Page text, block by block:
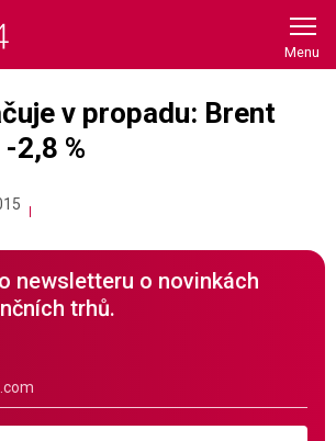
v propadu: Brent
2,8 %
newsletteru o novinkách
trhů.